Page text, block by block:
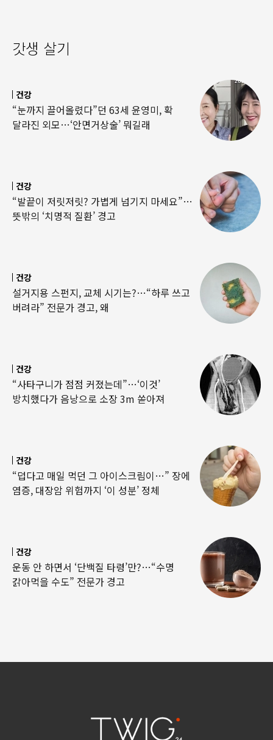
갓생 살기
건강
“눈까지 끌어올렸다”던 63세 윤영미, 확
달라진 외모…‘안면거상술’ 뭐길래
건강
“발끝이 저릿저릿? 가볍게 넘기지 마세요”…
뜻밖의 ‘치명적 질환’ 경고
건강
설거지용 스펀지, 교체 시기는?…“하루 쓰고
버려라” 전문가 경고, 왜
건강
“사타구니가 점점 커졌는데”…‘이것’
방치했다가 음낭으로 소장 3m 쏟아져
건강
“덥다고 매일 먹던 그 아이스크림이…” 장에
염증, 대장암 위험까지 ‘이 성분’ 정체
건강
운동 안 하면서 ‘단백질 타령’만?…“수명
갉아먹을 수도” 전문가 경고